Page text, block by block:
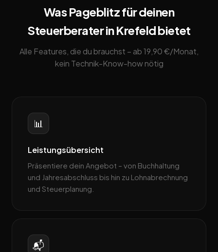
Was Pageblitz für deinen
Steuerberater in Krefeld bietet
Alle Features, die du brauchst – ab 19,90 €/Monat,
kein Technik-Know-how nötig
📊
Leistungsübersicht
Präsentiere dein Angebot – von Buchhaltung
und Jahresabschluss bis hin zu Lohnabrechnung
und Steuerplanung.
📬